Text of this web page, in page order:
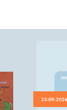
23-09-2026